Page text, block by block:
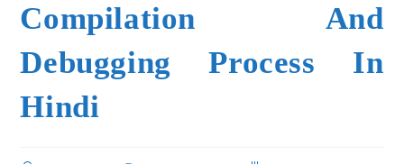
Compilation And
Debugging Process In
Hindi